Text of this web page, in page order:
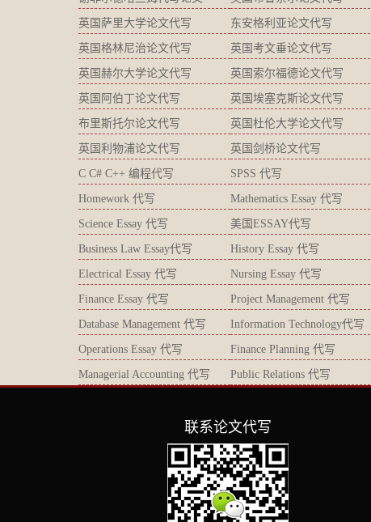
英国萨里大学论文代写 东安格利亚论文代写
英国格林尼治论文代写 英国考文垂论文代写
英国赫尔大学论文代写 英国索尔福德论文代写
英国阿伯丁论文代写 英国埃塞克斯论文代写
布里斯托尔论文代写 英国杜伦大学论文代写
英国利物浦论文代写 英国剑桥论文代写
C C# C++ 编程代写 SPSS 代写
Homework 代写 Mathematics Essay 代写
Science Essay 代写 美国ESSAY代写
Business Law Essay代写 History Essay 代写
Electrical Essay 代写 Nursing Essay 代写
Finance Essay 代写 Project Management 代写
Database Management 代写 Information Technology代写
Operations Essay 代写 Finance Planning 代写
Managerial Accounting 代写 Public Relations 代写
联系论文代写